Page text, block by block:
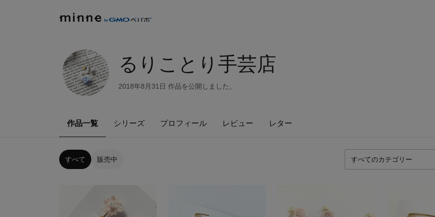
るりことり手芸店
2018年8月31日 作品を公開しました。
作品一覧 シリーズ プロフィール レビュー レター
すべて 販売中